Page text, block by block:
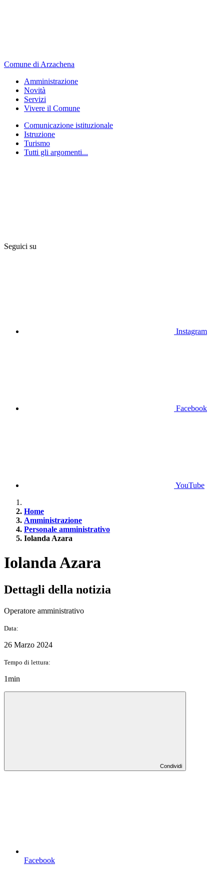
Comune di Arzachena
Amministrazione
Novità
Servizi
Vivere il Comune
Comunicazione istituzionale
Istruzione
Turismo
Tutti gli argomenti...
Seguici su
Instagram
Facebook
YouTube
Home
Amministrazione
Personale amministrativo
Iolanda Azara
Iolanda Azara
Dettagli della notizia
Operatore amministrativo
Data:
26 Marzo 2024
Tempo di lettura:
1min
Condividi
Facebook